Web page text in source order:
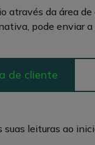
através da área
pode enviar
de cliente
suas leituras ao